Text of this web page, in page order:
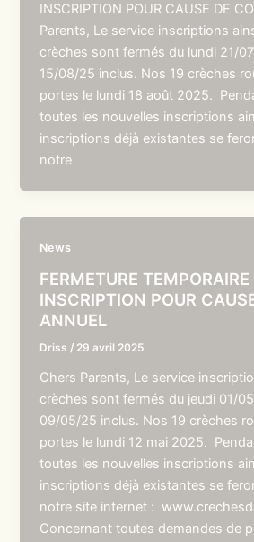
INSCRIPTION POUR CAUSE DE
Parents, Le service inscriptions
crèches sont fermés du lundi 21/
15/08/25 inclus. Nos 19 crèches
portes le lundi 18 août 2025.
toutes les nouvelles inscriptions
inscriptions déjà existantes se
notre
News
FERMETURE
INSCRIPTION POUR
ANNUEL
Driss / 29 avril 2025
Chers Parents, Le service
crèches sont fermés du jeudi 01/
09/05/25 inclus. Nos 19 crèches
portes le lundi 12 mai 2025.
toutes les nouvelles inscriptions
inscriptions déjà existantes se
notre site internet :
Concernant toutes demandes de